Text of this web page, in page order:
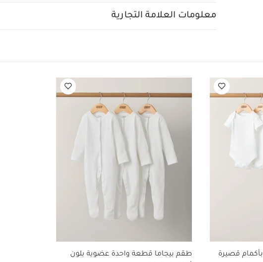
الصدرية: الطبقة الخارجية: 45‏‏‏‏%‏‏ قطن، 28‏‏‏‏%‏‏ بوليستر، 21‏‏‏‏%‏‏ فيسكوز، 6‏‏‏‏%‏‏ كتان
بيجاما قطعة واحدة عضوية بلون أبيض - 3 قطع
معلومات العلامة التجارية
قصيرة
طقم بيجاما قطعة واحدة عضوية بلون